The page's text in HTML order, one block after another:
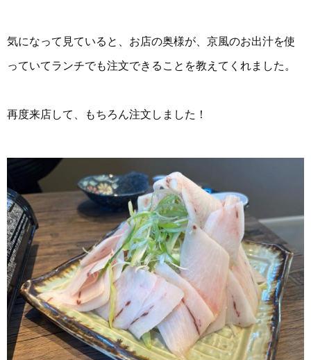
気になって見ていると、お店の奥様が、京風のお出汁を使
っていてランチでも注文できることを教えてくれました。
再度来店して、もちろん注文しました！